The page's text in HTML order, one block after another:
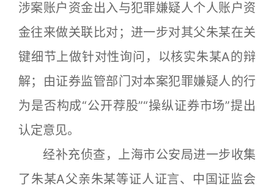
涉案账户资金出入与犯罪嫌疑人个人账户资
金往来做关联比对；进一步对其父朱某在关
键细节上做针对性询问，以核实朱某A的辩
解；由证券监管部门对本案犯罪嫌疑人的行
为是否构成“公开荐股”“操纵证券市场”提出
认定意见。
经补充侦查，上海市公安局进一步收集
了朱某A父亲朱某等证人证言、中国证监会